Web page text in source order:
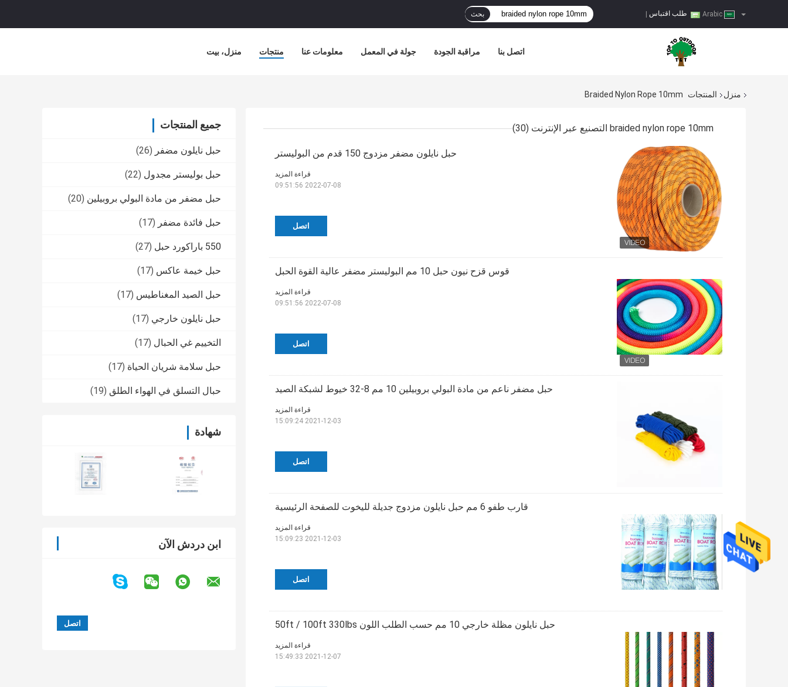
طلب اقتباس بحث
منزل، بيت منتجات معلومات عنا جولة في المعمل مراقبة الجودة اتصل بنا
منزل المنتجات Braided Nylon Rope 10mm
جميع المنتجات
حبل نايلون مضفر (26)
حبل بوليستر مجدول (22)
حبل مضفر من مادة البولي بروبيلين (20)
حبل فائدة مضفر (17)
550 باراكورد حبل (27)
حبل خيمة عاكس (17)
حبل الصيد المغناطيس (17)
حبل نايلون خارجي (17)
التخييم غي الحبال (17)
حبل سلامة شريان الحياة (17)
حبال التسلق في الهواء الطلق (19)
شهادة
ابن دردش الآن
braided nylon rope 10mm التصنيع عبر الإنترنت (30)
حبل نايلون مضفر مزدوج 150 قدم من البوليستر
اتصل
قراءة المزيد
2022-07-08 09:51:56
قوس قزح نيون حبل 10 مم البوليستر مضفر عالية القوة الحبل
اتصل
قراءة المزيد
2022-07-08 09:51:56
حبل مضفر ناعم من مادة البولي بروبيلين 10 مم 8-32 خيوط لشبكة الصيد
اتصل
قراءة المزيد
2021-12-03 15:09:24
قارب طفو 6 مم حبل نايلون مزدوج جديلة لليخوت للصفحة الرئيسية
اتصل
قراءة المزيد
2021-12-03 15:09:23
حبل نايلون مظلة خارجي 10 مم حسب الطلب اللون 50ft / 100ft 330lbs
قراءة المزيد
2021-12-07 15:49:33